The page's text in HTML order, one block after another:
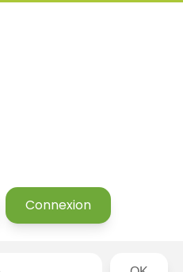
Connexion
Rechercher